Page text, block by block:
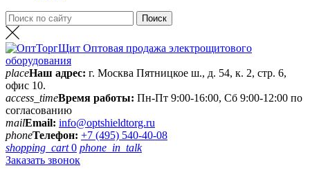
placeНаш адрес: г. Москва Пятницкое ш., д. 54, к. 2, стр. 6,
офис 10.
access_timeВремя работы: Пн-Пт 9:00-16:00, Сб 9:00-12:00 по
согласованию
mailEmail: info@optshieldtorg.ru
phoneТелефон: +7 (495) 540-40-08
shopping_cart 0 phone_in_talk
Заказать звонок